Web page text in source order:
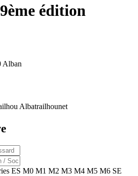
édition
Alban
Albatrailhounet
ES M0 M1 M2 M3 M4 M5 M6 SE